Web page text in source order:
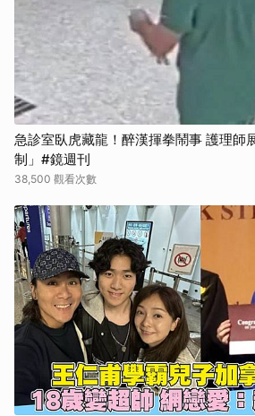
急診室臥虎藏龍！醉漢揮拳鬧事 護理師
制」#鏡週刊
38,500 觀看次數